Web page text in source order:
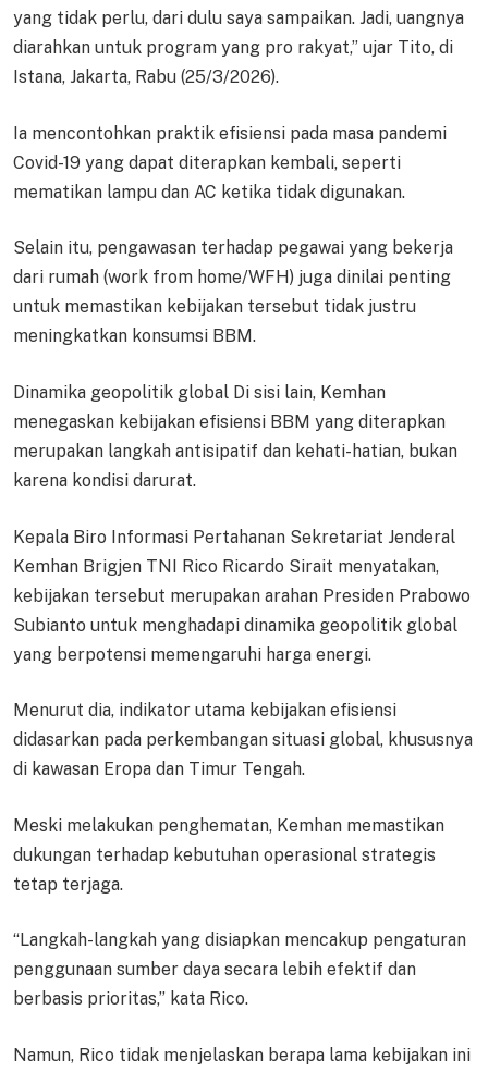
yang tidak perlu, dari dulu saya sampaikan. Jadi, uangnya
diarahkan untuk program yang pro rakyat,” ujar Tito, di
Istana, Jakarta, Rabu (25/3/2026).
Ia mencontohkan praktik efisiensi pada masa pandemi
Covid-19 yang dapat diterapkan kembali, seperti
mematikan lampu dan AC ketika tidak digunakan.
Selain itu, pengawasan terhadap pegawai yang bekerja
dari rumah (work from home/WFH) juga dinilai penting
untuk memastikan kebijakan tersebut tidak justru
meningkatkan konsumsi BBM.
Dinamika geopolitik global Di sisi lain, Kemhan
menegaskan kebijakan efisiensi BBM yang diterapkan
merupakan langkah antisipatif dan kehati-hatian, bukan
karena kondisi darurat.
Kepala Biro Informasi Pertahanan Sekretariat Jenderal
Kemhan Brigjen TNI Rico Ricardo Sirait menyatakan,
kebijakan tersebut merupakan arahan Presiden Prabowo
Subianto untuk menghadapi dinamika geopolitik global
yang berpotensi memengaruhi harga energi.
Menurut dia, indikator utama kebijakan efisiensi
didasarkan pada perkembangan situasi global, khususnya
di kawasan Eropa dan Timur Tengah.
Meski melakukan penghematan, Kemhan memastikan
dukungan terhadap kebutuhan operasional strategis
tetap terjaga.
“Langkah-langkah yang disiapkan mencakup pengaturan
penggunaan sumber daya secara lebih efektif dan
berbasis prioritas,” kata Rico.
Namun, Rico tidak menjelaskan berapa lama kebijakan ini